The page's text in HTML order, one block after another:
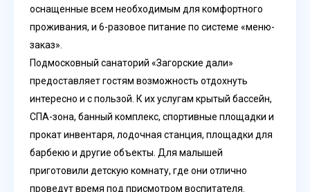
оснащенные всем необходимым для комфортного
проживания, и 6-разовое питание по системе «меню-
заказ».
Подмосковный санаторий «Загорские дали»
предоставляет гостям возможность отдохнуть
интересно и с пользой. К их услугам крытый бассейн,
СПА-зона, банный комплекс, спортивные площадки и
прокат инвентаря, лодочная станция, площадки для
барбекю и другие объекты. Для малышей
приготовили детскую комнату, где они отлично
проведут время под присмотром воспитателя.